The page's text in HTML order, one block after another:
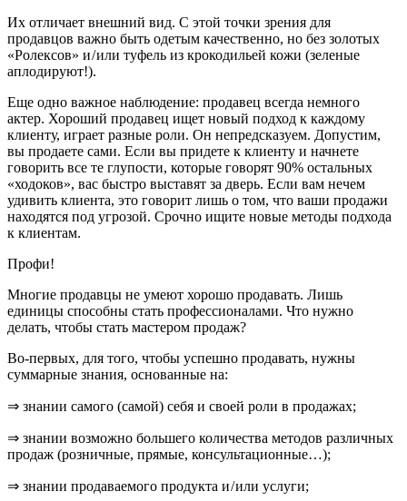
Их отличает внешний вид. С этой точки зрения для
продавцов важно быть одетым качественно, но без золотых
«Ролексов» и / или туфель из крокодильей кожи (зеленые
аплодируют!).
Еще одно важное наблюдение: продавец всегда немного
актер. Хороший продавец ищет новый подход к каждому
клиенту, играет разные роли. Он непредсказуем. Допустим,
вы продаете сами. Если вы придете к клиенту и начнете
говорить все те глупости, которые говорят 90% остальных
«ходоков», вас быстро выставят за дверь. Если вам нечем
удивить клиента, это говорит лишь о том, что ваши продажи
находятся под угрозой. Срочно ищите новые методы подхода
к клиентам.
Профи!
Многие продавцы не умеют хорошо продавать. Лишь
единицы способны стать профессионалами. Что нужно
делать, чтобы стать мастером продаж?
Во-первых, для того, чтобы успешно продавать, нужны
суммарные знания, основанные на:
⇒ знании самого (самой) себя и своей роли в продажах;
⇒ знании возможно большего количества методов различных
продаж (розничные, прямые, консультационные…);
⇒ знании продаваемого продукта и / или услуги;